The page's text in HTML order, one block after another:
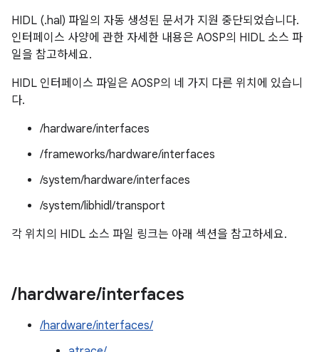
HIDL (.hal) 파일의 자동 생성된 문서가 지원 중단되었습니다.
인터페이스 사양에 관한 자세한 내용은 AOSP의 HIDL 소스 파
일을 참고하세요.
HIDL 인터페이스 파일은 AOSP의 네 가지 다른 위치에 있습니
다.
/hardware/interfaces
/frameworks/hardware/interfaces
/system/hardware/interfaces
/system/libhidl/transport
각 위치의 HIDL 소스 파일 링크는 아래 섹션을 참고하세요.
/hardware/interfaces
/hardware/interfaces/